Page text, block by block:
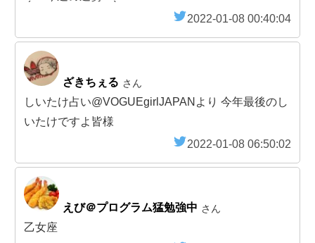
2022-01-08 00:40:04
ざきちぇる さん
しいたけ占い@VOGUEgirlJAPANより 今年最後のし
いたけですよ皆様
2022-01-08 06:50:02
えび＠プログラム猛勉強中 さん
乙女座